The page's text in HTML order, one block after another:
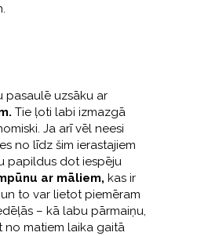
pasaulē uzsāku ar
Tie ļoti labi izmazgā
Ja arī vēl neesi
no līdz šim ierastajiem
papildus dot iespēju
ar māliem, kas ir
to var lietot piemēram
– kā labu pārmaiņu,
no matiem laika gaitā